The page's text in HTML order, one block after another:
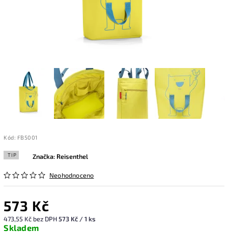
Kód: FB5001
TIP
Neohodnoceno
Značka: Reisenthel
573 Kč
473,55 Kč bez DPH573 Kč / 1 ks
Skladem